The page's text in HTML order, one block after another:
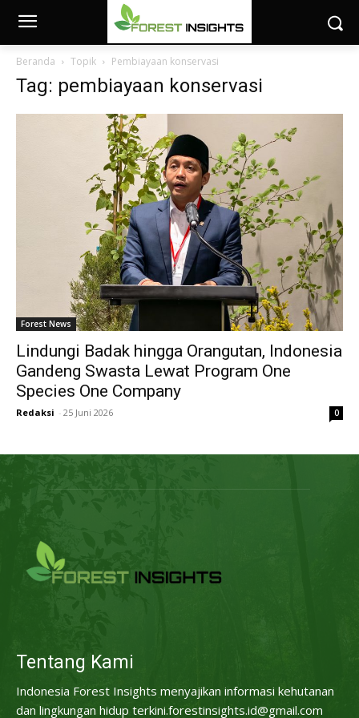
Beranda Topik Pembiayaan konservasi
Tag: pembiayaan konservasi
Forest News
Lindungi Badak hingga Orangutan, Indonesia
Gandeng Swasta Lewat Program One
Species One Company
Redaksi - 25 Juni 2026 0
Tentang Kami
Indonesia Forest Insights menyajikan informasi kehutanan
dan lingkungan hidup terkini.forestinsights.id@gmail.com